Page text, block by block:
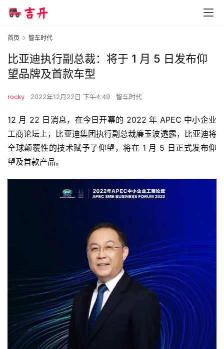
首页 智车时代
比亚迪执行副总裁：将于 1 月 5 日发布仰
望品牌及首款车型
rocky 2022年12月22日 下午4:49 智车时代
12 月 22 日消息，在今日开幕的 2022 年 APEC 中小企业
工商论坛上，比亚迪集团执行副总裁廉玉波透露，比亚迪将
全球颠覆性的技术赋予了仰望，将在 1 月 5 日正式发布仰
望及首款产品。